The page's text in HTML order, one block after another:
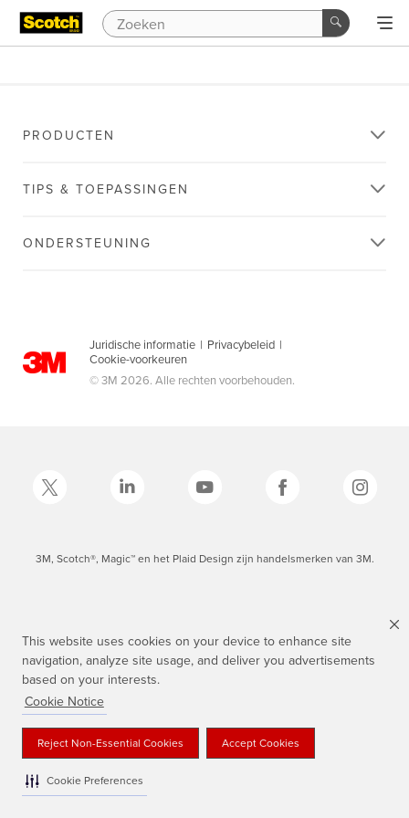
This website uses cookies on your device to enhance site
navigation, analyze site usage, and deliver you advertisements
based on your interests.
Cookie Notice
Reject Non-Essential Cookies Accept Cookies
Cookie Preferences
PRODUCTEN
TIPS & TOEPASSINGEN
ONDERSTEUNING
Juridische informatie | Privacybeleid |
Cookie-voorkeuren
© 3M 2026. Alle rechten voorbehouden.
3M, Scotch®, Magic™ en het Plaid Design zijn handelsmerken van 3M.